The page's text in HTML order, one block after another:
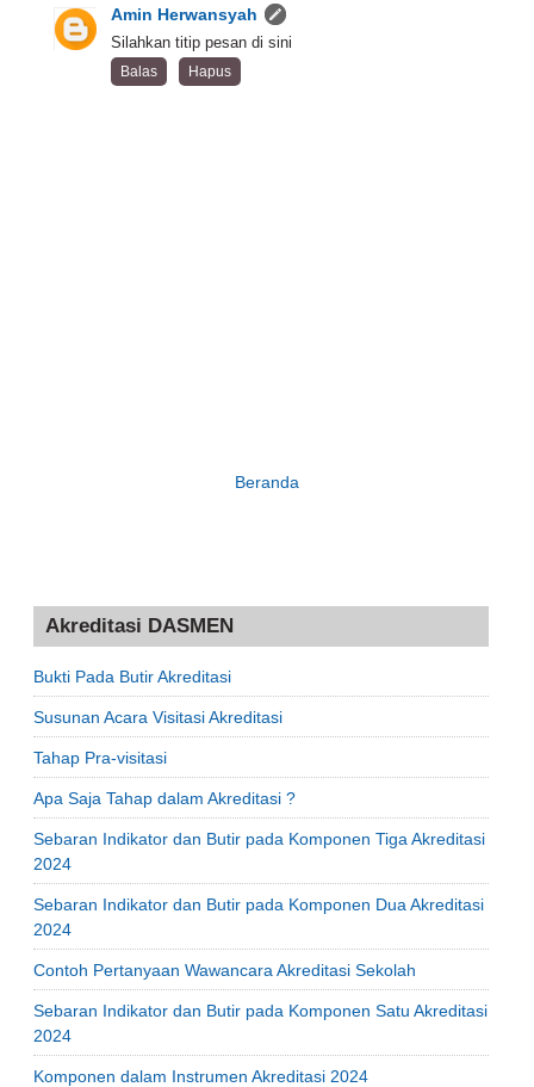
Amin Herwansyah
Silahkan titip pesan di sini
Balas Hapus
Beranda
Akreditasi DASMEN
Bukti Pada Butir Akreditasi
Susunan Acara Visitasi Akreditasi
Tahap Pra-visitasi
Apa Saja Tahap dalam Akreditasi ?
Sebaran Indikator dan Butir pada Komponen Tiga Akreditasi
2024
Sebaran Indikator dan Butir pada Komponen Dua Akreditasi
2024
Contoh Pertanyaan Wawancara Akreditasi Sekolah
Sebaran Indikator dan Butir pada Komponen Satu Akreditasi
2024
Komponen dalam Instrumen Akreditasi 2024